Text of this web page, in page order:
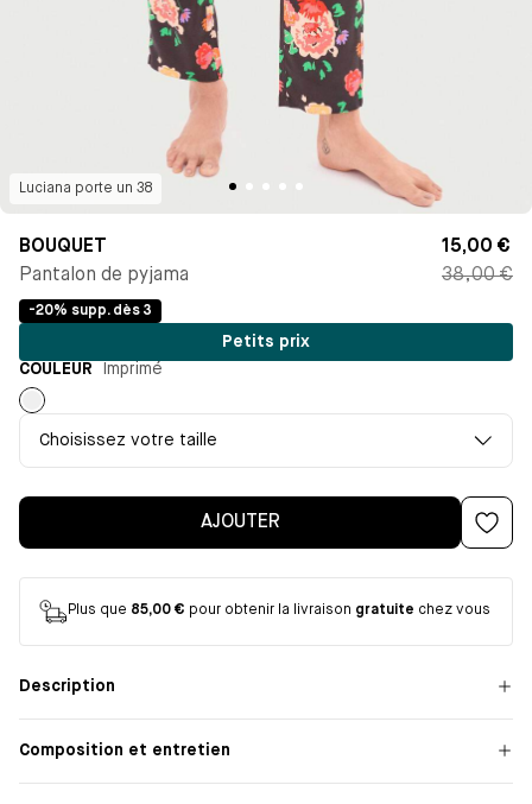
Luciana porte un 38
BOUQUET
Pantalon de pyjama
15,00 €
38,00 €
-20% supp. dès 3
Petits prix
COULEUR
Imprimé
Imprimé
Choisissez votre taille
AJOUTER
Plus que 85,00 € pour obtenir la livraison gratuite chez vous
Description
Composition et entretien